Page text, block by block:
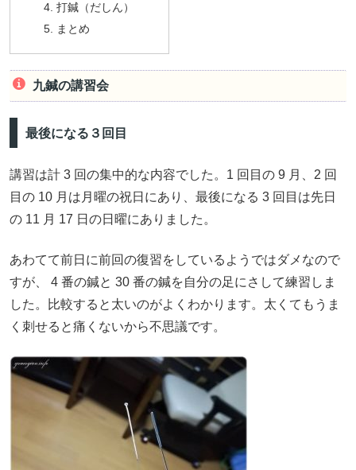
打鍼（だしん）
まとめ
九鍼の講習会
最後になる３回目
講習は計 3 回の集中的な内容でした。1 回目の 9 月、2 回
目の 10 月は月曜の祝日にあり、最後になる 3 回目は先日
の 11 月 17 日の日曜にありました。
あわてて前日に前回の復習をしているようではダメなので
すが、 4 番の鍼と 30 番の鍼を自分の足にさして練習しま
した。比較すると太いのがよくわかります。太くてもうま
く刺せると痛くないから不思議です。